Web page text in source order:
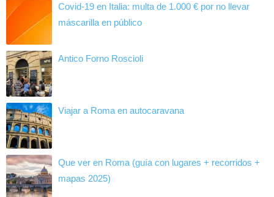
Covid-19 en Italia: multa de 1.000 € por no llevar
máscarilla en público
Antico Forno Roscioli
Viajar a Roma en autocaravana
Que ver en Roma (guía con lugares + recorridos +
mapas 2025)